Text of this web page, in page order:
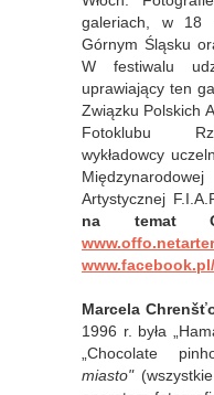
galeriach, w 18
Górnym Śląsku
W festiwalu
uprawiający ten
Związku Polskich
Fotoklubu
wykładowcy
Artystycznej
na temat
Marcela
1996 r. była
„Chocolate
miasto"